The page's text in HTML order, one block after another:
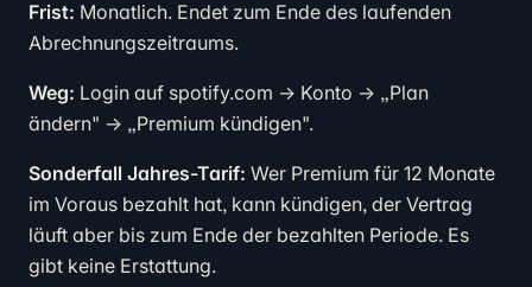
Frist: Monatlich. Endet zum Ende des laufenden
Abrechnungszeitraums.
Weg: Login auf spotify.com → Konto → „Plan
ändern" → „Premium kündigen".
Sonderfall Jahres-Tarif: Wer Premium für 12 Monate
im Voraus bezahlt hat, kann kündigen, der Vertrag
läuft aber bis zum Ende der bezahlten Periode. Es
gibt keine Erstattung.